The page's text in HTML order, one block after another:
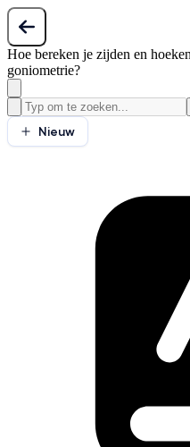
Hoe bereken je zijden en
goniometrie?
Nieuw